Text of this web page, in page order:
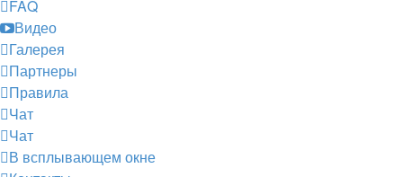
FAQ
Видео
Галерея
Партнеры
Правила
Чат
Чат
В всплывающем окне